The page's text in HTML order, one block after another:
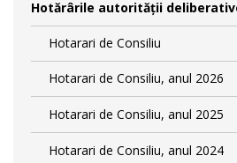
Hotărârile autorităţii
Hotarari de Consiliu
Hotarari de Consiliu, anul 2026
Hotarari de Consiliu, anul 2025
Hotarari de Consiliu, anul 2024